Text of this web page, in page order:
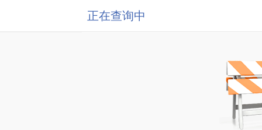
正在查询中